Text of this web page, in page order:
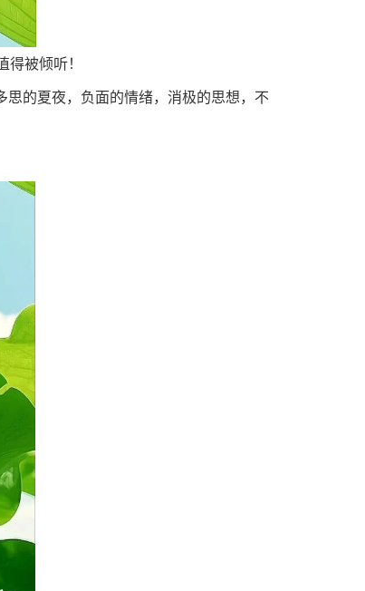
被倾听！
的夏夜，负面的情绪，消极的思想，不